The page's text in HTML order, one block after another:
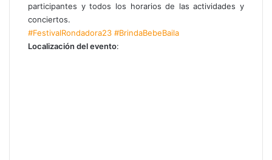
participantes y todos los horarios de las actividades y
conciertos.
#FestivalRondadora23 #BrindaBebeBaila
Localización del evento: